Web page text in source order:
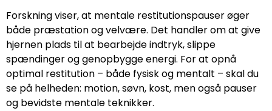
Forskning viser, at mentale restitutionspauser øger
både præstation og velvære. Det handler om at give
hjernen plads til at bearbejde indtryk, slippe
spændinger og genopbygge energi. For at opnå
optimal restitution – både fysisk og mentalt – skal du
se på helheden: motion, søvn, kost, men også pauser
og bevidste mentale teknikker.